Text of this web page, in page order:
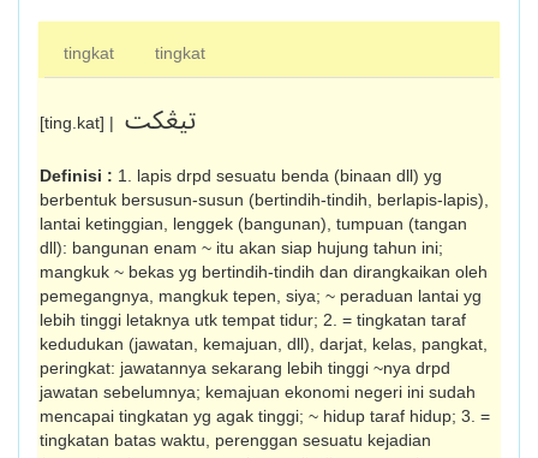
tingkat tingkat
[ting.kat] | تيڠکت
Definisi : 1. lapis drpd sesuatu benda (binaan dll) yg
berbentuk bersusun-susun (bertindih-tindih, berlapis-lapis),
lantai ketinggian, leng­gek (bangunan), tumpuan (tangan
dll): bangunan enam ~ itu akan siap hujung tahun ini;
mangkuk ~ bekas yg bertindih-tindih dan dirangkaikan oleh
pemegangnya, mangkuk tepen, siya; ~ peraduan lantai yg
lebih tinggi letaknya utk tempat tidur; 2. = tingkatan taraf
kedudukan (jawatan, kema­juan, dll), darjat, kelas, pangkat,
peringkat: jawatannya sekarang lebih tinggi ~nya drpd
jawatan sebelumnya; kemajuan ekonomi negeri ini sudah
mencapai tingkatan yg agak tinggi; ~ hidup taraf hidup; 3. =
tingkatan batas waktu, perenggan sesuatu kejadian